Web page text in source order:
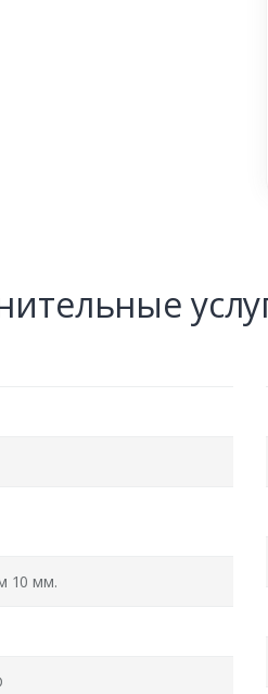
10 мм.